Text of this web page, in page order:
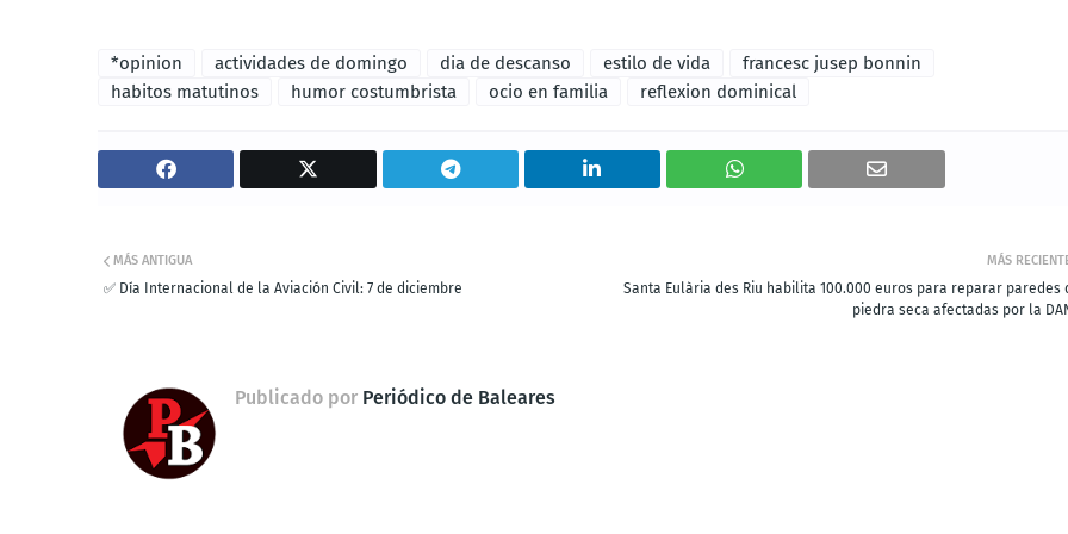
*opinion actividades de domingo dia de descanso estilo de vida
francesc jusep bonnin
habitos matutinos
humor costumbrista ocio en familia reflexion dominical
MÁS
Santa Eulària des Riu habilita 100.000 euros para reparar paredes
piedra seca afectadas por la
MÁS ANTIGUA
✅ Día Internacional de la Aviación Civil: 7 de diciembre
Publicado por Periódico de Baleares